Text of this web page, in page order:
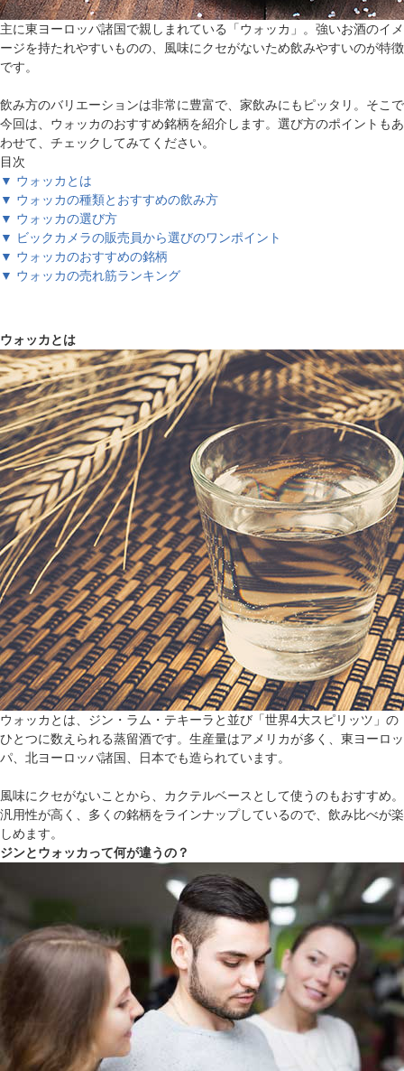
主に東ヨーロッパ諸国で親しまれている「ウォッカ」。強いお酒のイメ
ージを持たれやすいものの、風味にクセがないため飲みやすいのが特徴
です。
飲み方のバリエーションは非常に豊富で、家飲みにもピッタリ。そこで
今回は、ウォッカのおすすめ銘柄を紹介します。選び方のポイントもあ
わせて、チェックしてみてください。
目次
▼ ウォッカとは
▼ ウォッカの種類とおすすめの飲み方
▼ ウォッカの選び方
▼ ビックカメラの販売員から選びのワンポイント
▼ ウォッカのおすすめの銘柄
▼ ウォッカの売れ筋ランキング
ウォッカとは
ウォッカとは、ジン・ラム・テキーラと並び「世界4大スピリッツ」の
ひとつに数えられる蒸留酒です。生産量はアメリカが多く、東ヨーロッ
パ、北ヨーロッパ諸国、日本でも造られています。
風味にクセがないことから、カクテルベースとして使うのもおすすめ。
汎用性が高く、多くの銘柄をラインナップしているので、飲み比べが楽
しめます。
ジンとウォッカって何が違うの？